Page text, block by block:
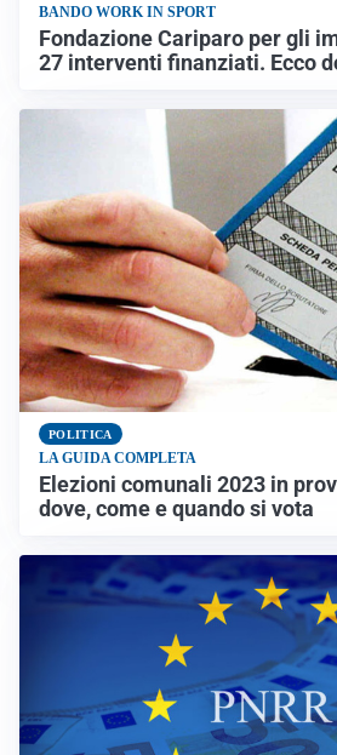
BANDO WORK IN SPORT
Fondazione Cariparo per gli
27 interventi finanziati. Ecco
POLITICA
LA GUIDA COMPLETA
Elezioni comunali 2023 in
dove, come e quando si vota